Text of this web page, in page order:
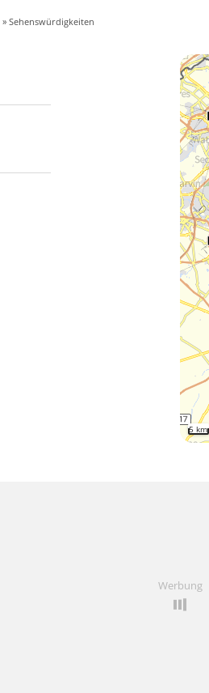
» Sehenswürdigkeiten
5 km
Werbung